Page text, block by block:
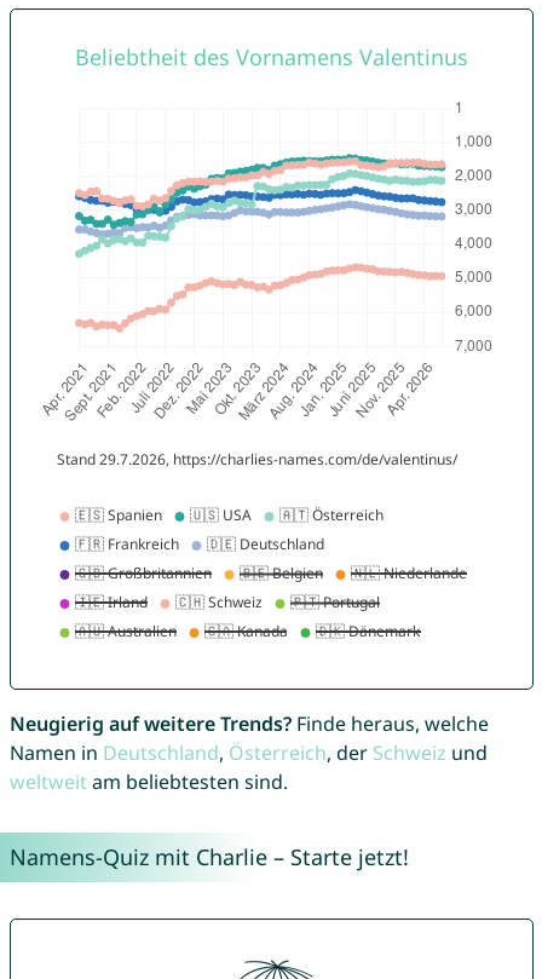
Neugierig auf weitere Trends?Finde heraus, welche
Namen in Deutschland, Österreich, der Schweiz und
weltweitam beliebtesten sind.
Namens-Quiz mit Charlie – Starte jetzt!